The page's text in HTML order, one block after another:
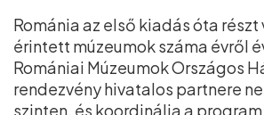
Románia az első kiadás óta részt
érintett múzeumok száma évről
Romániai Múzeumok Országos
rendezvény hivatalos partnere
szinten, és koordinálja a